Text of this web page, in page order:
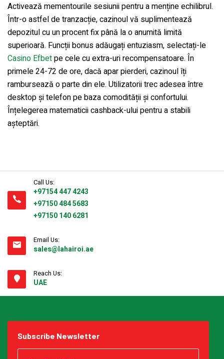
Activează mementourile sesiunii pentru a menține echilibrul.
Într-o astfel de tranzacție, cazinoul vă suplimentează
depozitul cu un procent fix până la o anumită limită
superioară. Funcții bonus adăugați entuziasm, selectați-le
Casino Efbetpe cele cu extra-uri recompensatoare. În
primele 24-72 de ore, dacă apar pierderi, cazinoul îți
rambursează o parte din ele. Utilizatorii trec adesea între
desktop și telefon pe baza comodității și confortului.
Înțelegerea matematicii cashback-ului pentru a stabili
așteptări.
Call Us:
+97154 447 4243
+97150 484 5683
+97150 140 6281
Email Us:
sales@lahairoi.ae
Reach Us:
UAE
Subscribe Newsletter